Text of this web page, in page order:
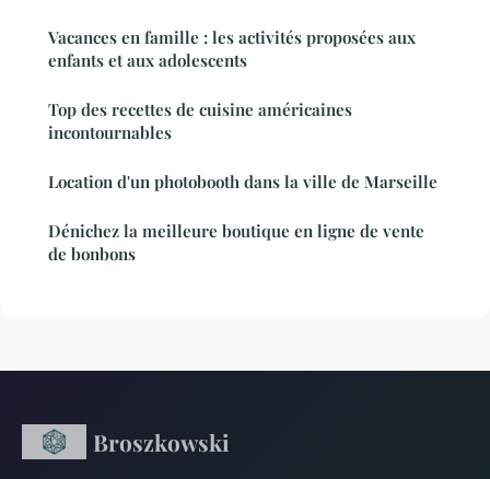
Vacances en famille : les activités proposées aux
enfants et aux adolescents
Top des recettes de cuisine américaines
incontournables
Location d'un photobooth dans la ville de Marseille
Dénichez la meilleure boutique en ligne de vente
de bonbons
Broszkowski